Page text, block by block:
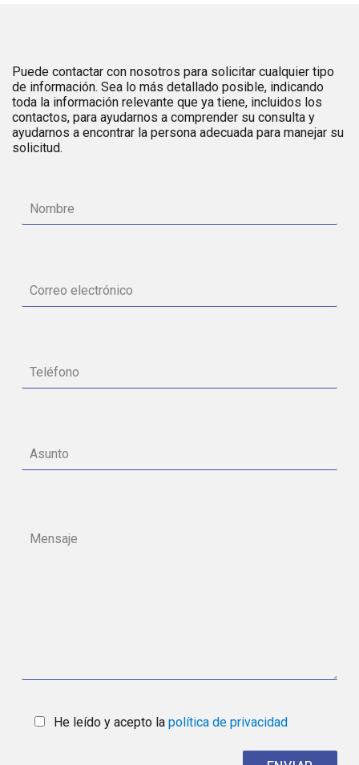
Puede contactar con nosotros para solicitar cualquier tipo
de información. Sea lo más detallado posible, indicando
toda la información relevante que ya tiene, incluidos los
contactos, para ayudarnos a comprender su consulta y
ayudarnos a encontrar la persona adecuada para manejar su
solicitud.
He leído y acepto la política de privacidad